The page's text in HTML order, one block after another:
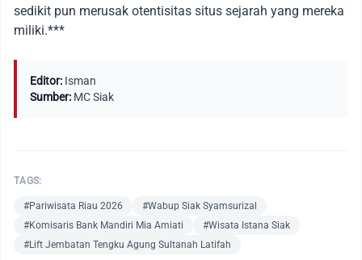
sedikit pun merusak otentisitas situs sejarah yang mereka
miliki.***
Editor: Isman
Sumber: MC Siak
TAGS:
#Pariwisata Riau 2026
#Wabup Siak Syamsurizal
#Komisaris Bank Mandiri Mia Amiati
#Wisata Istana Siak
#Lift Jembatan Tengku Agung Sultanah Latifah